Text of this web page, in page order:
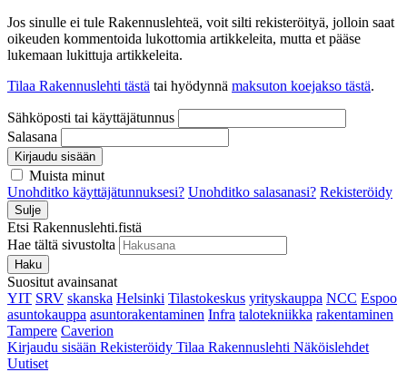
Jos sinulle ei tule Rakennuslehteä, voit silti rekisteröityä, jolloin saat
oikeuden kommentoida lukottomia artikkeleita, mutta et pääse
lukemaan lukittuja artikkeleita.
Tilaa Rakennuslehti tästä tai hyödynnä maksuton koejakso tästä.
Sähköposti tai käyttäjätunnus
Salasana
Kirjaudu sisään
Muista minut
Unohditko käyttäjätunnuksesi? Unohditko salasanasi? Rekisteröidy
Sulje
Etsi Rakennuslehti.fistä
Hae tältä sivustolta
Haku
Suositut avainsanat
YIT SRV skanska Helsinki Tilastokeskus yrityskauppa NCC Espoo
asuntokauppa asuntorakentaminen Infra talotekniikka rakentaminen
Tampere Caverion
Kirjaudu sisään Rekisteröidy Tilaa Rakennuslehti Näköislehdet
Uutiset